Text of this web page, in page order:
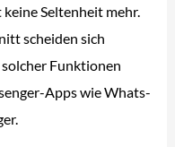
Seltenheit mehr.
scheiden sich
Funk­tionen
Apps wie Whats­